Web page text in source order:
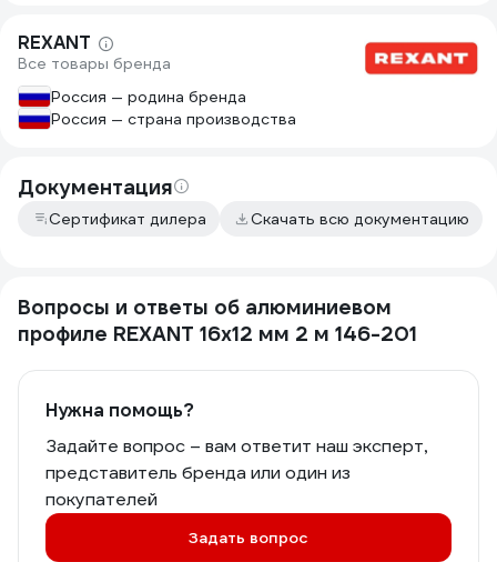
REXANT
Все товары бренда
Россия — родина бренда
Россия — страна производства
Документация
Сертификат дилера Скачать всю документацию
Вопросы и ответы об алюминиевом
профиле REXANT 16x12 мм 2 м 146-201
Нужна помощь?
Задайте вопрос – вам ответит наш эксперт,
представитель бренда или один из
покупателей
Задать вопрос